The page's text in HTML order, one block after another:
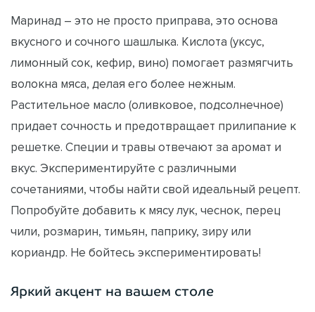
Маринад – это не просто приправа, это основа
вкусного и сочного шашлыка. Кислота (уксус,
лимонный сок, кефир, вино) помогает размягчить
волокна мяса, делая его более нежным.
Растительное масло (оливковое, подсолнечное)
придает сочность и предотвращает прилипание к
решетке. Специи и травы отвечают за аромат и
вкус. Экспериментируйте с различными
сочетаниями, чтобы найти свой идеальный рецепт.
Попробуйте добавить к мясу лук, чеснок, перец
чили, розмарин, тимьян, паприку, зиру или
кориандр. Не бойтесь экспериментировать!
Яркий акцент на вашем столе